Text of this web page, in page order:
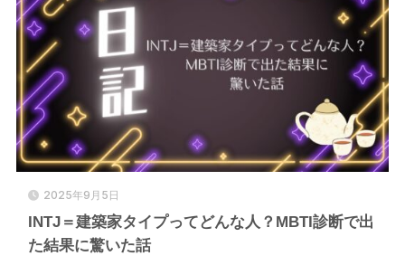
2025年9月5日
INTJ＝建築家タイプってどんな人？MBTI診断で出
た結果に驚いた話